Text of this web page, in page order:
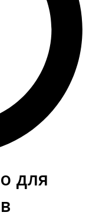
для